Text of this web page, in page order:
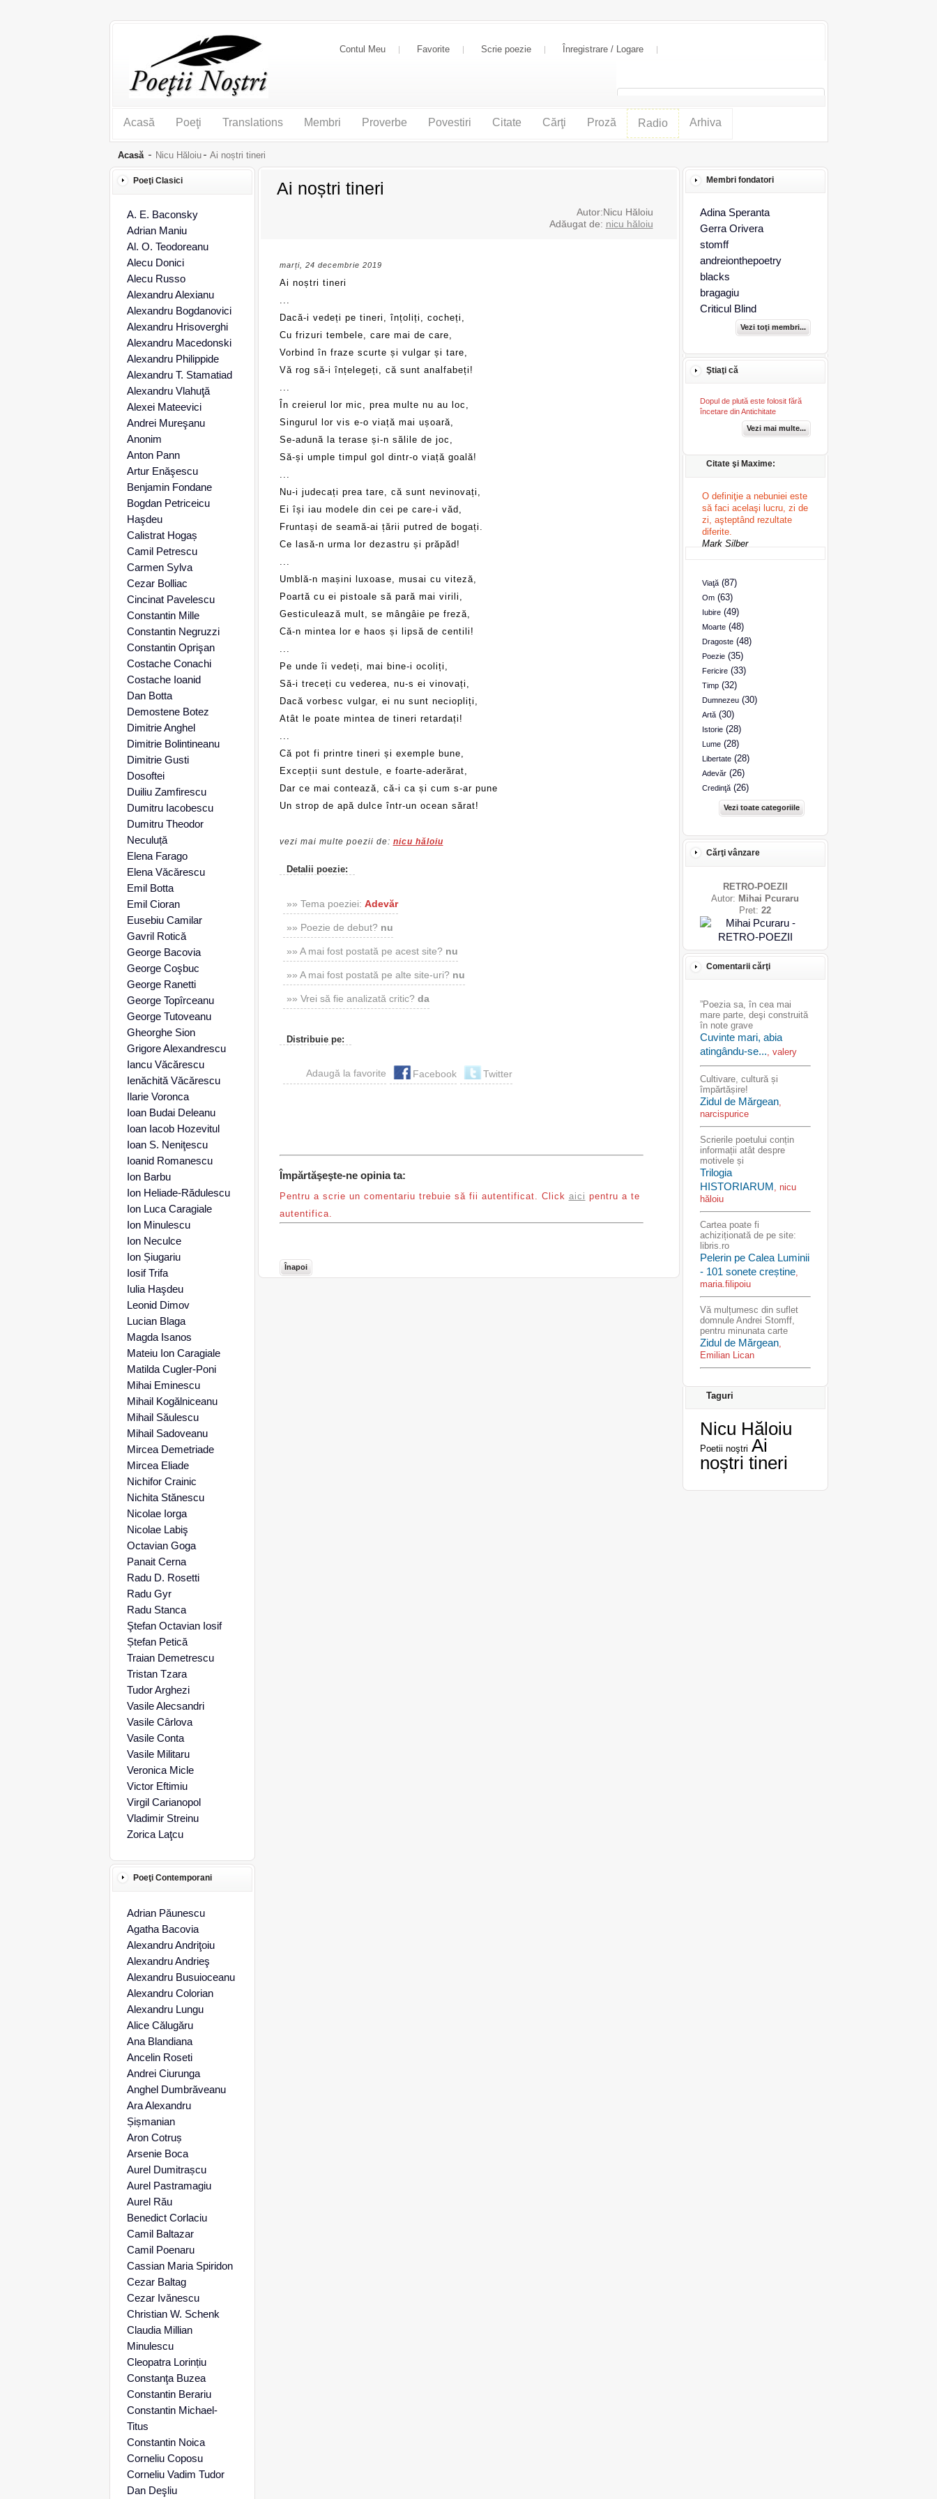
Contul Meu Favorite Scrie poezie Înregistrare / Logare
Acasă Poeţi Translations Membri Proverbe Povestiri Citate Cărţi Proză Radio Arhiva
Acasă Nicu Hăloiu Ai noștri tineri
Ai noștri tineri
Autor:Nicu Hăloiu
Adăugat de: nicu hăloiu
marți, 24 decembrie 2019
Ai noștri tineri
...
Dacă-i vedeți pe tineri, înțoliți, cocheți,
Cu frizuri tembele, care mai de care,
Vorbind în fraze scurte și vulgar și tare,
Vă rog să-i înțelegeți, că sunt analfabeți!
...
În creierul lor mic, prea multe nu au loc,
Singurul lor vis e-o viață mai ușoară,
Se-adună la terase și-n sălile de joc,
Să-și umple timpul gol dintr-o viață goală!
...
Nu-i judecați prea tare, că sunt nevinovați,
Ei își iau modele din cei pe care-i văd,
Fruntași de seamă-ai țării putred de bogați.
Ce lasă-n urma lor dezastru și prăpăd!
...
Umblă-n mașini luxoase, musai cu viteză,
Poartă cu ei pistoale să pară mai virili,
Gesticulează mult, se mângâie pe freză,
Că-n mintea lor e haos și lipsă de centili!
...
Pe unde îi vedeți, mai bine-i ocoliți,
Să-i treceți cu vederea, nu-s ei vinovați,
Dacă vorbesc vulgar, ei nu sunt neciopliți,
Atât le poate mintea de tineri retardați!
...
Că pot fi printre tineri și exemple bune,
Excepții sunt destule, e foarte-aderărat,
Dar ce mai contează, că-i ca și cum s-ar pune
Un strop de apă dulce într-un ocean sărat!
vezi mai multe poezii de: nicu hăloiu
Detalii poezie:
»» Tema poeziei: Adevăr
»» Poezie de debut? nu
»» A mai fost postată pe acest site? nu
»» A mai fost postată pe alte site-uri? nu
»» Vrei să fie analizată critic? da
Distribuie pe:
Facebook Twitter
Împărtăşeşte-ne opinia ta:
Pentru a scrie un comentariu trebuie să fii autentificat. Click aici pentru a te
autentifica.
Înapoi
Poeţi Clasici
A. E. Baconsky
Adrian Maniu
Al. O. Teodoreanu
Alecu Donici
Alecu Russo
Alexandru Alexianu
Alexandru Bogdanovici
Alexandru Hrisoverghi
Alexandru Macedonski
Alexandru Philippide
Alexandru T. Stamatiad
Alexandru Vlahuţă
Alexei Mateevici
Andrei Mureşanu
Anonim
Anton Pann
Artur Enăşescu
Benjamin Fondane
Bogdan Petriceicu
Haşdeu
Calistrat Hogaș
Camil Petrescu
Carmen Sylva
Cezar Bolliac
Cincinat Pavelescu
Constantin Mille
Constantin Negruzzi
Constantin Oprişan
Costache Conachi
Costache Ioanid
Dan Botta
Demostene Botez
Dimitrie Anghel
Dimitrie Bolintineanu
Dimitrie Gusti
Dosoftei
Duiliu Zamfirescu
Dumitru Iacobescu
Dumitru Theodor
Neculuță
Elena Farago
Elena Văcărescu
Emil Botta
Emil Cioran
Eusebiu Camilar
Gavril Rotică
George Bacovia
George Coşbuc
George Ranetti
George Topîrceanu
George Tutoveanu
Gheorghe Sion
Grigore Alexandrescu
Iancu Văcărescu
Ienăchită Văcărescu
Ilarie Voronca
Ioan Budai Deleanu
Ioan Iacob Hozevitul
Ioan S. Neniţescu
Ioanid Romanescu
Ion Barbu
Ion Heliade-Rădulescu
Ion Luca Caragiale
Ion Minulescu
Ion Neculce
Ion Șiugariu
Iosif Trifa
Iulia Haşdeu
Leonid Dimov
Lucian Blaga
Magda Isanos
Mateiu Ion Caragiale
Matilda Cugler-Poni
Mihai Eminescu
Mihail Kogălniceanu
Mihail Săulescu
Mihail Sadoveanu
Mircea Demetriade
Mircea Eliade
Nichifor Crainic
Nichita Stănescu
Nicolae Iorga
Nicolae Labiş
Octavian Goga
Panait Cerna
Radu D. Rosetti
Radu Gyr
Radu Stanca
Ştefan Octavian Iosif
Ștefan Petică
Traian Demetrescu
Tristan Tzara
Tudor Arghezi
Vasile Alecsandri
Vasile Cârlova
Vasile Conta
Vasile Militaru
Veronica Micle
Victor Eftimiu
Virgil Carianopol
Vladimir Streinu
Zorica Laţcu
Poeţi Contemporani
Adrian Păunescu
Agatha Bacovia
Alexandru Andriţoiu
Alexandru Andrieş
Alexandru Busuioceanu
Alexandru Colorian
Alexandru Lungu
Alice Călugăru
Ana Blandiana
Ancelin Roseti
Andrei Ciurunga
Anghel Dumbrăveanu
Ara Alexandru
Șișmanian
Aron Cotruș
Arsenie Boca
Aurel Dumitrașcu
Aurel Pastramagiu
Aurel Rău
Benedict Corlaciu
Camil Baltazar
Camil Poenaru
Cassian Maria Spiridon
Cezar Baltag
Cezar Ivănescu
Christian W. Schenk
Claudia Millian
Minulescu
Cleopatra Lorințiu
Constanţa Buzea
Constantin Berariu
Constantin Michael-
Titus
Constantin Noica
Corneliu Coposu
Corneliu Vadim Tudor
Dan Deşliu
Membri fondatori
Adina Speranta
Gerra Orivera
stomff
andreionthepoetry
blacks
bragagiu
Criticul Blind
Vezi toţi membri...
Ştiaţi că
Dopul de plută este folosit fără
încetare din Antichitate
Vezi mai multe...
Citate şi Maxime:
O definiţie a nebuniei este
să faci acelaşi lucru, zi de
zi, aşteptând rezultate
diferite.
Mark Silber
Viaţă(87)
Om(63)
Iubire(49)
Moarte(48)
Dragoste(48)
Poezie(35)
Fericire(33)
Timp(32)
Dumnezeu(30)
Artă(30)
Istorie(28)
Lume(28)
Libertate(28)
Adevăr(26)
Credinţă(26)
Vezi toate categoriile
Cărţi vânzare
RETRO-POEZII
Autor: Mihai Pcuraru
Pret: 22
Comentarii cărţi
”Poezia sa, în cea mai
mare parte, deşi construită
în note grave
Cuvinte mari, abia
atingându-se..., valery
Cultivare, cultură și
împărtășire!
Zidul de Mărgean,
narcispurice
Scrierile poetului conțin
informații atât despre
motivele și
Trilogia
HISTORIARUM, nicu
hăloiu
Cartea poate fi
achiziționată de pe site:
libris.ro
Pelerin pe Calea Luminii
- 101 sonete creștine,
maria.filipoiu
Vă mulțumesc din suflet
domnule Andrei Stomff,
pentru minunata carte
Zidul de Mărgean,
Emilian Lican
Taguri
Nicu Hăloiu
Poetii noştri Ai
noștri tineri